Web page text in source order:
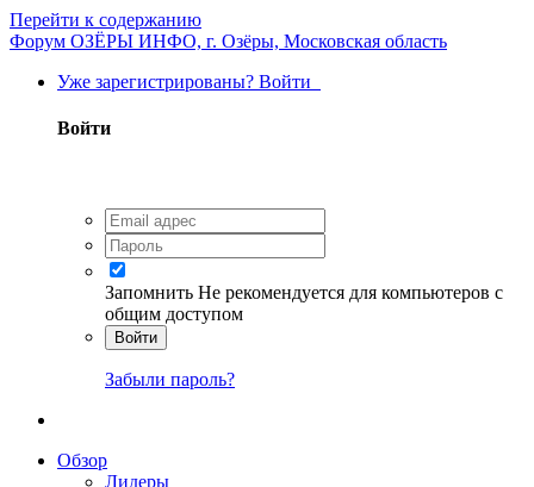
Перейти к содержанию
Форум ОЗЁРЫ ИНФО, г. Озёры, Московская область
Уже зарегистрированы? Войти
Войти
Запомнить Не рекомендуется для компьютеров с
общим доступом
Войти
Забыли пароль?
Обзор
Лидеры